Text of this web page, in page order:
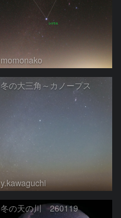
momonako
冬の大三角～カノープス
y.kawaguchi
冬の天の川 260119